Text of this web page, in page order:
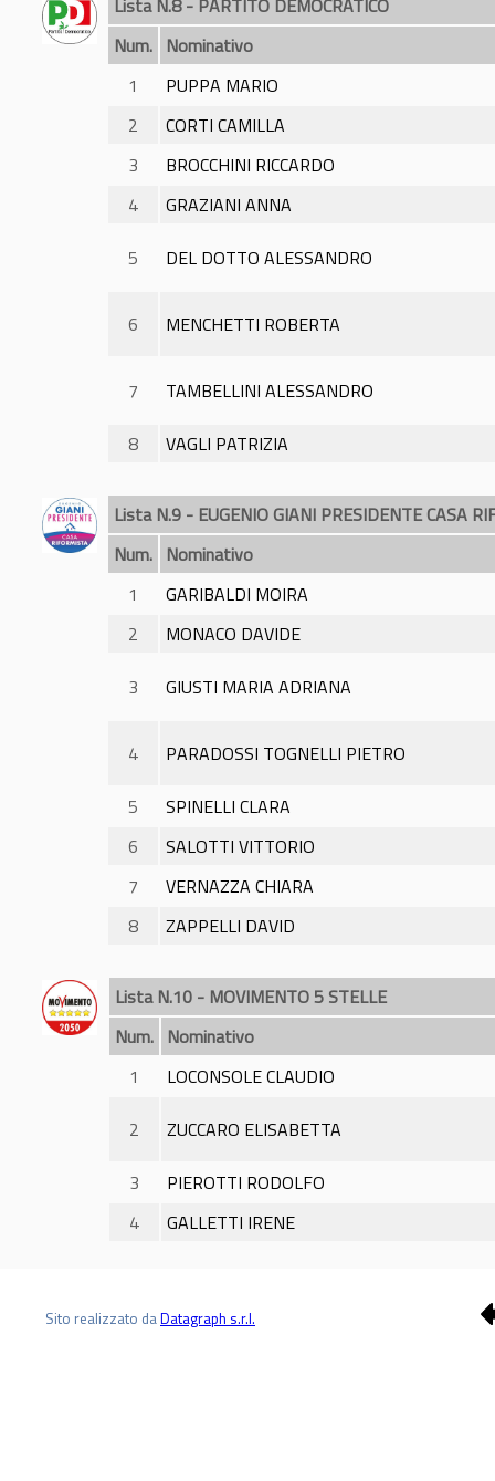
Lista N.8 - PARTITO DEMOCRATICO
Num. Nominativo
1
PUPPA MARIO
2
CORTI CAMILLA
3
BROCCHINI RICCARDO
4
GRAZIANI ANNA
5
DEL DOTTO ALESSANDRO
6 MENCHETTI ROBERTA
7
TAMBELLINI ALESSANDRO
8
VAGLI PATRIZIA
Lista N.9 - EUGENIO GIANI PRESIDENTE CASA
Num. Nominativo
1
GARIBALDI MOIRA
2
MONACO DAVIDE
3
GIUSTI MARIA ADRIANA
4
PARADOSSI TOGNELLI PIETRO
5
SPINELLI CLARA
6
SALOTTI VITTORIO
7
VERNAZZA CHIARA
8
ZAPPELLI DAVID
Lista N.10 - MOVIMENTO 5 STELLE
Num. Nominativo
1
LOCONSOLE CLAUDIO
2
ZUCCARO ELISABETTA
3
PIEROTTI RODOLFO
4
GALLETTI IRENE
Sito realizzato daDatagraph s.r.l.